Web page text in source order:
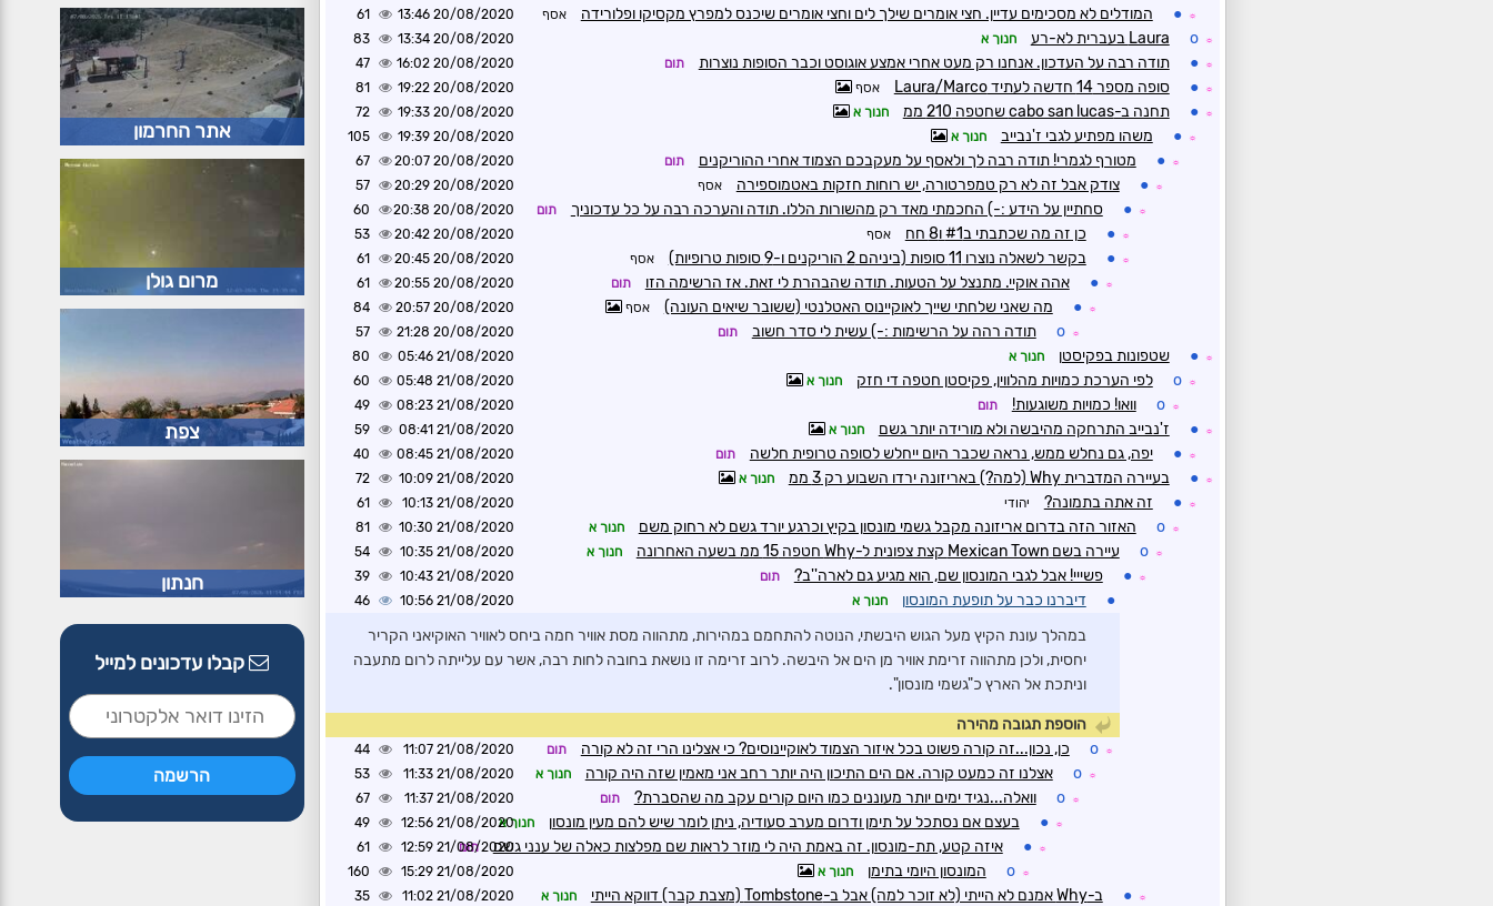
☼
● המודלים לא מסכימים עדיין. חצי אומרים שילך לים וחצי אומרים שיכנס למפרץ מקסיקו ופלורידה אסף 20/08/2020 13:46
61
☼
o Laura בעברית לא-רע חנוך א 20/08/2020 13:34
83
☼
● תודה רבה על העדכון. אנחנו רק מעט אחרי אמצע אוגוסט וכבר הסופות נוצרות תום 20/08/2020 16:02
47
☼
● סופה מספר 14 חדשה לעתיד Laura/Marco אסף 20/08/2020 19:22
81
☼
● תחנה ב-cabo san lucas שחטפה 210 ממ חנוך א 20/08/2020 19:33
72
☼
● משהו מפתיע לגבי ז'נבייב חנוך א 20/08/2020 19:39
105
☼
● מטורף לגמרי! תודה רבה לך ולאסף על מעקבכם הצמוד אחרי ההוריקנים תום 20/08/2020 20:07
67
☼
● צודק אבל זה לא רק טמפרטורה, יש רוחות חזקות באטמוספירה אסף 20/08/2020 20:29
57
☼
● סחתיין על הידע :-) החכמתי מאד רק מהשורות הללו. תודה והערכה רבה על כל עדכוניך תום 20/08/2020 20:38
60
☼
● כן זה מה שכתבתי ב#1 ו8 חח אסף 20/08/2020 20:42
53
☼
● בקשר לשאלה נוצרו 11 סופות (ביניהם 2 הוריקנים ו-9 סופות טרופיות) אסף 20/08/2020 20:45
61
☼
● אהה אוקיי. מתנצל על הטעות. תודה שהבהרת לי זאת. אז הרשימה הזו תום 20/08/2020 20:55
61
☼
● מה שאני שלחתי שייך לאוקיינוס האטלנטי (ששובר שיאים העונה) אסף 20/08/2020 20:57
84
☼
o תודה רהה על הרשימות :-) עשית לי סדר חשוב תום 20/08/2020 21:28
57
☼
● שטפונות בפקיסטן חנוך א 21/08/2020 05:46
80
☼
o לפי הערכת כמויות מהלווין, פקיסטן חטפה די חזק חנוך א 21/08/2020 05:48
60
☼
o וואו! כמויות משוגעות! תום 21/08/2020 08:23
49
☼
● ז'נבייב התרחקה מהיבשה ולא מורידה יותר גשם חנוך א 21/08/2020 08:41
59
☼
● יפה, גם נחלש ממש, נראה שכבר היום ייחלש לסופה טרופית חלשה תום 21/08/2020 08:45
40
☼
● בעיירה המדברית Why (למה?) באריזונה ירדו השבוע רק 3 ממ חנוך א 21/08/2020 10:09
72
☼
● זה אתה בתמונה? יהודי 21/08/2020 10:13
61
☼
o האזור הזה בדרום אריזונה מקבל גשמי מונסון בקיץ וכרגע יורד גשם לא רחוק משם חנוך א 21/08/2020 10:30
81
☼
o עיירה בשם Mexican Town קצת צפונית ל-Why חטפה 15 ממ בשעה האחרונה חנוך א 21/08/2020 10:35
54
☼
● פשייי! אבל לגבי המונסון שם, הוא מגיע גם לארה''ב? תום 21/08/2020 10:43
39
● דיברנו כבר על תופעת המונסון חנוך א 21/08/2020 10:56
46
במהלך עונת הקיץ מעל הגוש היבשתי, הנוטה להתחמם במהירות, מתהווה מסת אוויר חמה ביחס לאוויר האוקיאני הקריר
יחסית, ולכן מתהווה זרימת אוויר מן הים אל היבשה. לרוב זרימה זו נושאת בחובה לחות רבה, אשר עם עלייתה לרום מתעבה
וניתכת אל הארץ כ"גשמי מונסון".
הוספת תגובה מהירה
☼
o כן, נכון...זה קורה פשוט בכל איזור הצמוד לאוקיינוסים? כי אצלינו הרי זה לא קורה תום 21/08/2020 11:07
44
☼
o אצלנו זה כמעט קורה. אם הים התיכון היה יותר רחב אני מאמין שזה היה קורה חנוך א 21/08/2020 11:33
53
☼
o וואלה...נגיד ימים יותר מעוננים כמו היום קורים עקב מה שהסברת? תום 21/08/2020 11:37
67
☼
● בעצם אם נסתכל על תימן ודרום מערב סעודיה, ניתן לומר שיש להם מעין מונסון חנוך א21/08/2020 12:56
49
☼
● איזה קטע, תת-מונסון. זה באמת היה לי מוזר לראות שם מפלצות כאלה של ענני גשם תום
21/08/2020 12:59
61
☼
o המונסון היומי בתימן חנוך א 21/08/2020 15:29
160
☼
● ב-Why אמנם לא הייתי (לא זוכר למה) אבל ב-Tombstone (מצבת קבר) דווקא הייתי חנוך א 21/08/2020 11:02
35
אתר החרמון
מרום גולן
צפת
חנתון
קבלו עדכונים למייל